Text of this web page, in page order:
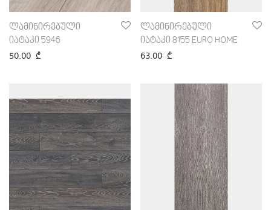
ლამინირებული
იატაკი 5946
50.00 ₾
ლამინირებული
იატაკი 8155 EURO HOME
63.00 ₾